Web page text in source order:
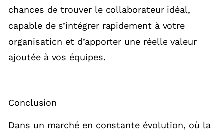
chances de trouver le collaborateur idéal,
capable de s’intégrer rapidement à votre
organisation et d’apporter une réelle valeur
ajoutée à vos équipes.
Conclusion
Dans un marché en constante évolution, où la